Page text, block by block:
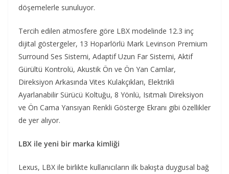
döşemelerle sunuluyor.
Tercih edilen atmosfere göre LBX modelinde 12.3 inç
dijital göstergeler, 13 Hoparlörlü Mark Levinson Premium
Surround Ses Sistemi, Adaptif Uzun Far Sistemi, Aktif
Gürültü Kontrolü, Akustik Ön ve Ön Yan Camlar,
Direksiyon Arkasında Vites Kulakçıkları, Elektrikli
Ayarlanabilir Sürücü Koltuğu, 8 Yönlü, Isıtmalı Direksiyon
ve Ön Cama Yansıyan Renkli Gösterge Ekranı gibi özellikler
de yer alıyor.
LBX ile yeni bir marka kimliği
Lexus, LBX ile birlikte kullanıcıların ilk bakışta duygusal bağ